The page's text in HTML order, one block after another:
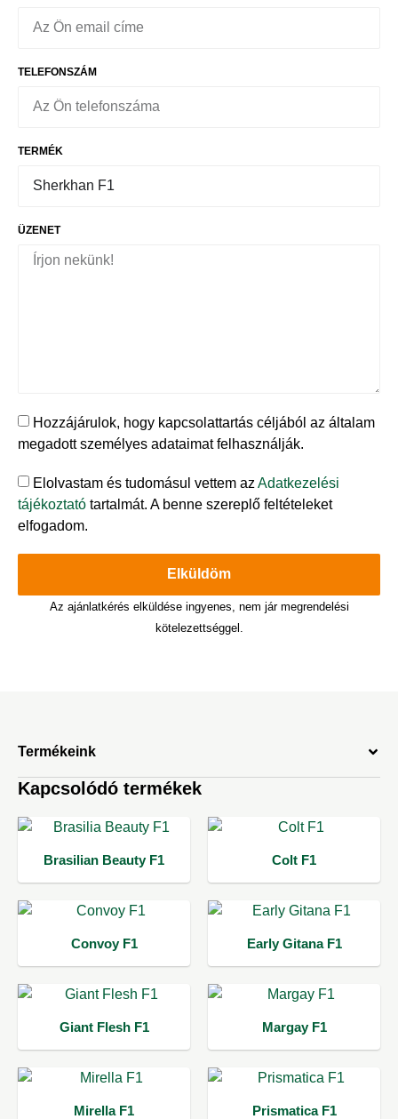
TELEFONSZÁM
TERMÉK
ÜZENET
Hozzájárulok, hogy kapcsolattartás céljából az általam
megadott személyes adataimat felhasználják.
Elolvastam és tudomásul vettem az Adatkezelési
tájékoztató tartalmát. A benne szereplő feltételeket
elfogadom.
Elküldöm
Az ajánlatkérés elküldése ingyenes, nem jár megrendelési
kötelezettséggel.
Termékeink
Kapcsolódó termékek
Brasilian Beauty F1 Colt F1
Convoy F1 Early Gitana F1
Giant Flesh F1 Margay F1
Mirella F1 Prismatica F1